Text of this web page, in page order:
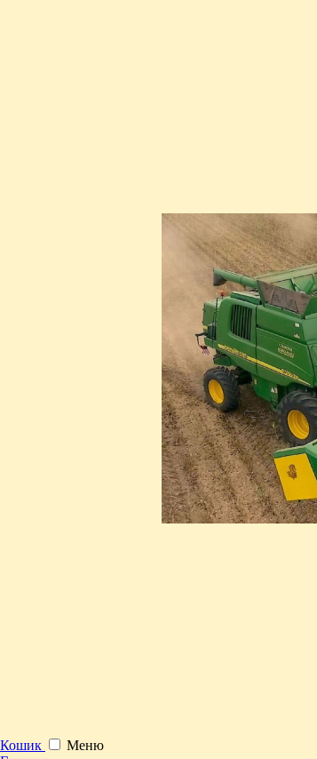
Кошик
Меню